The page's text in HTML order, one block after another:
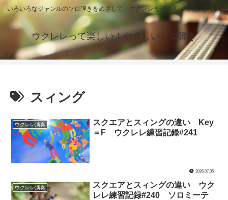
いろいろなジャンルのソロ弾きをめざして、ウクレレを日々楽しんでいます。
ウクレレって楽しい！やさしいソロ弾き
スィング
ウクレレ演奏
スクエアとスィングの違い Key
＝F ウクレレ練習記録#241
2026.07.05
ウクレレ演奏
スクエアとスィングの違い ウク
レレ練習記録#240 ソロミーテ